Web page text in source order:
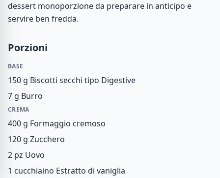
dessert monoporzione da preparare in anticipo e
servire ben fredda.
Porzioni
BASE
150 g Biscotti secchi tipo Digestive
7 g Burro
CREMA
400 g Formaggio cremoso
120 g Zucchero
2 pz Uovo
1 cucchiaino Estratto di vaniglia